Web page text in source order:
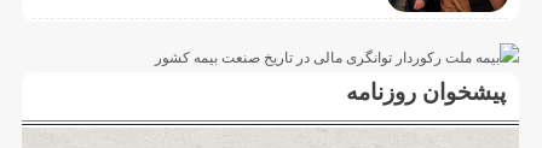
پیشخوان روزنامه